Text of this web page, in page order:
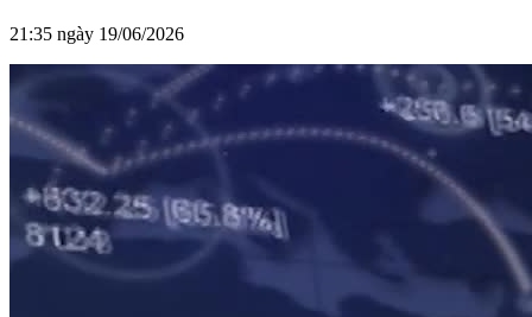
21:35 ngày 19/06/2026